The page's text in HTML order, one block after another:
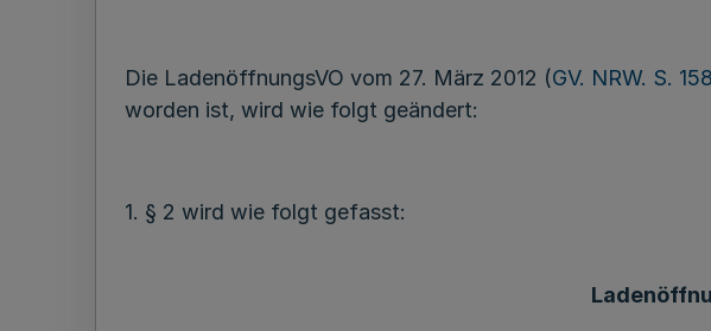
Die LadenöffnungsVO vom 27. März 2012 (GV. NRW. S. 158
worden ist, wird wie folgt geändert:
1. § 2 wird wie folgt gefasst: